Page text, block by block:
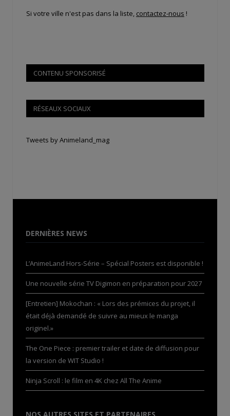
Si votre ville n'est pas dans la liste, contactez-nous !
CONTENU SPONSORISÉ
RÉSEAUX SOCIAUX
Tweets by Animeland_mag
DERNIÈRES NEWS
L’AnimeLand Hors-Série – Spécial Posters est disponible !
Une nouvelle série TV Digimon en préparation pour 2027
[Entretien] Mokochan : « Lors des prémices du projet, il
était déjà demandé de suivre au mieux le manga
originel.»
The One Piece : premier trailer et date de diffusion pour
la version de WIT Studio !
Ninja Scroll : le film en 4K chez All The Anime
NOS AUTRES SITES ET PARTENAIRES